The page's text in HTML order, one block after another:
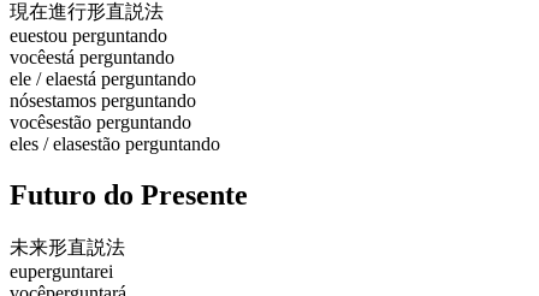
現在進行形直説法
euestou perguntando
vocêestá perguntando
ele / elaestá perguntando
nósestamos perguntando
vocêsestão perguntando
eles / elasestão perguntando
Futuro do Presente
未来形直説法
euperguntarei